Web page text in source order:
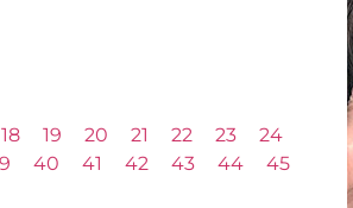
18 19 20 21 22 23
24
40 41 42 43 44
45